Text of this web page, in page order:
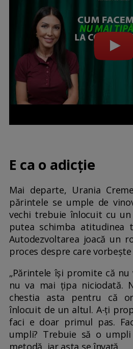
E ca o adicție
Mai departe, Urania
părintele se umple de
vechi trebuie înlocuit cu
putea schimba atitudinea
Autodezvoltarea joacă un
proces despre care
„Părintele își promite că nu
nu va mai țipa niciodată.
chestia asta pentru că
înlocuit de un altul. A-ți
faci e doar primul pas.
umpli? Trebuie să o
metodă, iar asta se învață.